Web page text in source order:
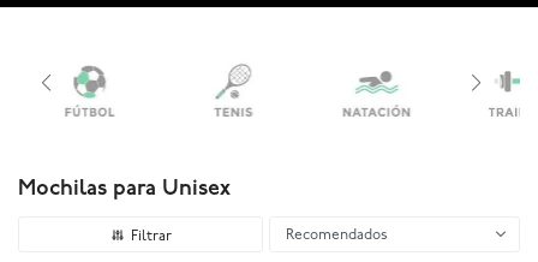
Mochilas para Unisex
Recomendados